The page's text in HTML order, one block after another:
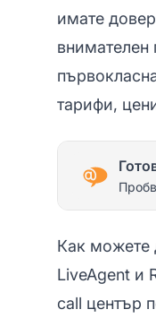
имате
тарифи,
Как можете
LiveAgent и
call център